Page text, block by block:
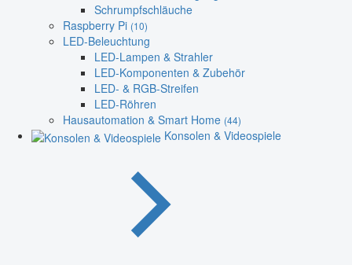
Schrumpfschläuche
Raspberry Pi (10)
LED-Beleuchtung
LED-Lampen & Strahler
LED-Komponenten & Zubehör
LED- & RGB-Streifen
LED-Röhren
Hausautomation & Smart Home (44)
Konsolen & Videospiele